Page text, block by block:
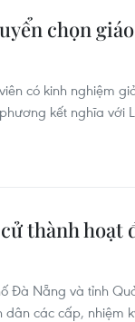
chọn
có kinh nghiệm
kết nghĩa với
thành
Đà Nẵng và tỉnh
các cấp, nhiệm